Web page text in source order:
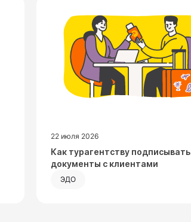
22 июля 2026
Как турагентству подписывать
документы с клиентами
ЭДО